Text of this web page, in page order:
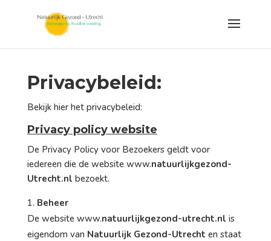
Privacybeleid:
Bekijk hier het privacybeleid:
Privacy policy website
De Privacy Policy voor Bezoekers geldt voor
iedereen die de website www.natuurlijkgezond-
Utrecht.nl bezoekt.
Beheer
De website www.natuurlijkgezond-utrecht.nl is
eigendom van Natuurlijk Gezond-Utrecht en staat